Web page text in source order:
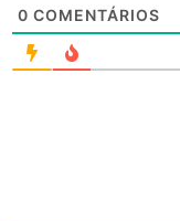
0 COMENTÁRIOS